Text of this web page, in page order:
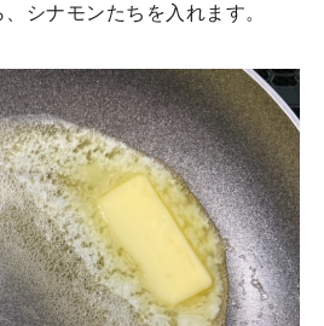
シナモンたちを入れます。